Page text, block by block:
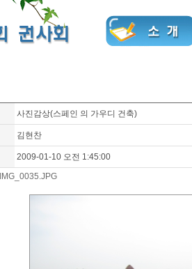
사진감상(스페인 의 가우디 건축)
김현찬
2009-01-10 오전 1:45:00
IMG_0035.JPG